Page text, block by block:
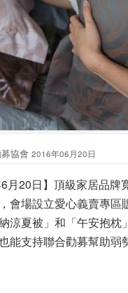
募協會2016年06月20日
6月20日】頂級家居品牌
會場設立愛心義賣專區
涼夏被」和「午安抱枕
能支持聯合勸募幫助弱